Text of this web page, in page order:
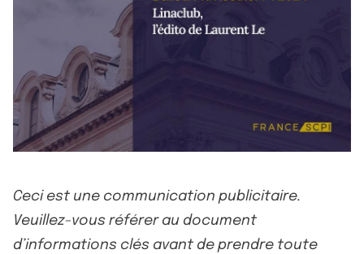
Ceci est une communication publicitaire.
Veuillez-vous référer au document
d’informations clés avant de prendre toute